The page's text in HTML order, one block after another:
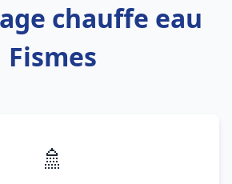
chauffe eau
Fismes
🚿